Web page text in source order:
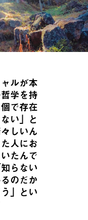
ルが本
学を持
で存在
い」と
しいん
人にお
たんで
らない
のだか
」とい